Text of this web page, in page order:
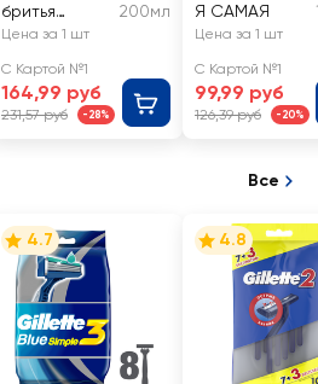
бритья
женская
с экстрактом
розы и
пантенолом
200мл
Цена за 1 шт
С Картой №1
164,99 руб
231,57 руб -28%
Я САМАЯ
Цена за 1 шт
С Картой №1
99,99 руб
126,39 руб -20%
Все
4.7 4.8